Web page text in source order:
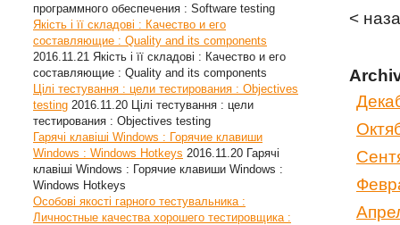
программного обеспечения : Software testing
Якість і її складові : Качество и его
составляющие : Quality and its components
2016.11.21 Якість і її складові : Качество и его
составляющие : Quality and its components
Цілі тестування : цели тестирования : Objectives
testing 2016.11.20 Цілі тестування : цели
тестирования : Objectives testing
Гарячі клавіші Windows : Горячие клавиши
Windows : Windows Hotkeys 2016.11.20 Гарячі
клавіші Windows : Горячие клавиши Windows :
Windows Hotkeys
Особові якості гарного тестувальника :
Личностные качества хорошего тестировщика :
<